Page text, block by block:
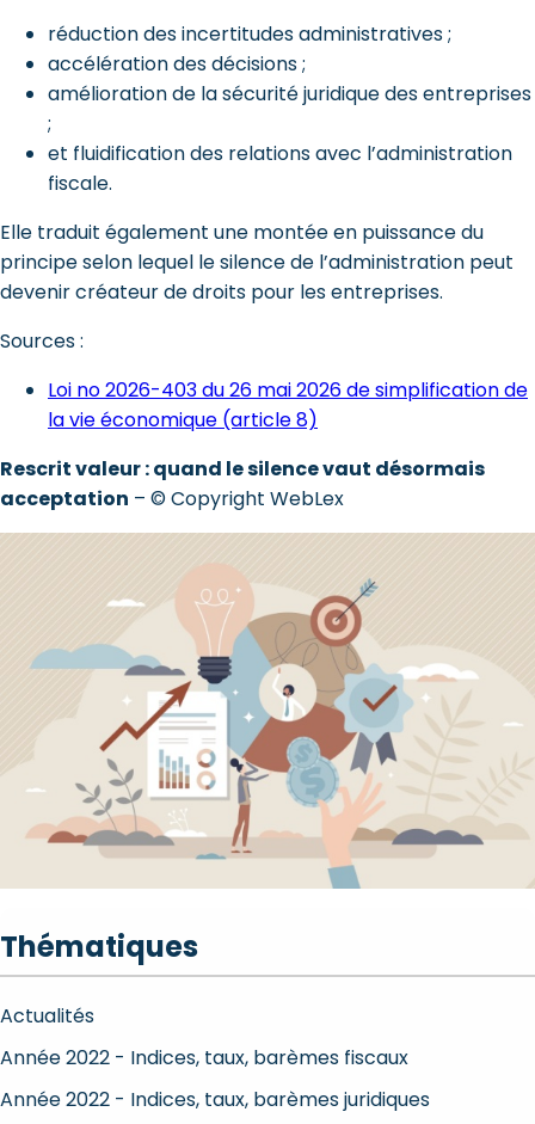
réduction des incertitudes administratives ;
accélération des décisions ;
amélioration de la sécurité juridique des entreprises
;
et fluidification des relations avec l’administration
fiscale.
Elle traduit également une montée en puissance du
principe selon lequel le silence de l’administration peut
devenir créateur de droits pour les entreprises.
Sources :
Loi no 2026-403 du 26 mai 2026 de simplification de
la vie économique (article 8)
Rescrit valeur : quand le silence vaut désormais
acceptation – © Copyright WebLex
Thématiques
Actualités
Année 2022 - Indices, taux, barèmes fiscaux
Année 2022 - Indices, taux, barèmes juridiques